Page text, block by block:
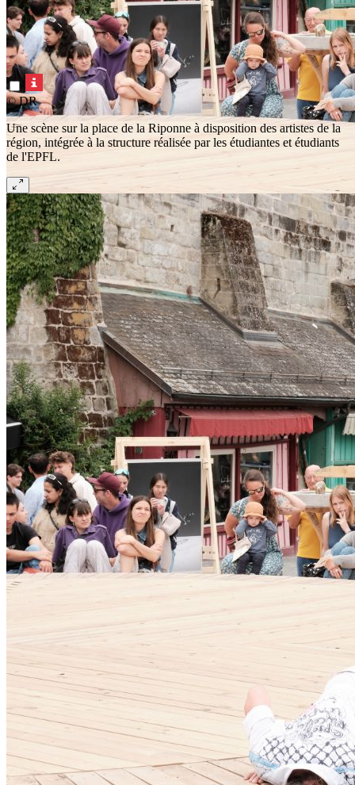
© DR
Une scène sur la place de la Riponne à disposition des artistes de la
région, intégrée à la structure réalisée par les étudiantes et étudiants
de l'EPFL.